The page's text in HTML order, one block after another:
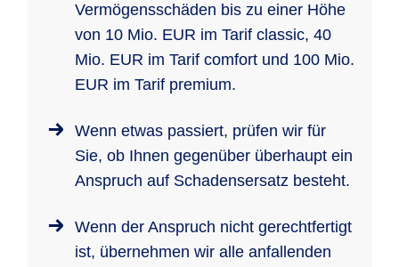
Vermögensschäden bis zu einer Höhe
von 10 Mio. EUR im Tarif classic, 40
Mio. EUR im Tarif comfort und 100 Mio.
EUR im Tarif premium.
Wenn etwas passiert, prüfen wir für
Sie, ob Ihnen gegenüber überhaupt ein
Anspruch auf Schadensersatz besteht.
Wenn der Anspruch nicht gerechtfertigt
ist, übernehmen wir alle anfallenden